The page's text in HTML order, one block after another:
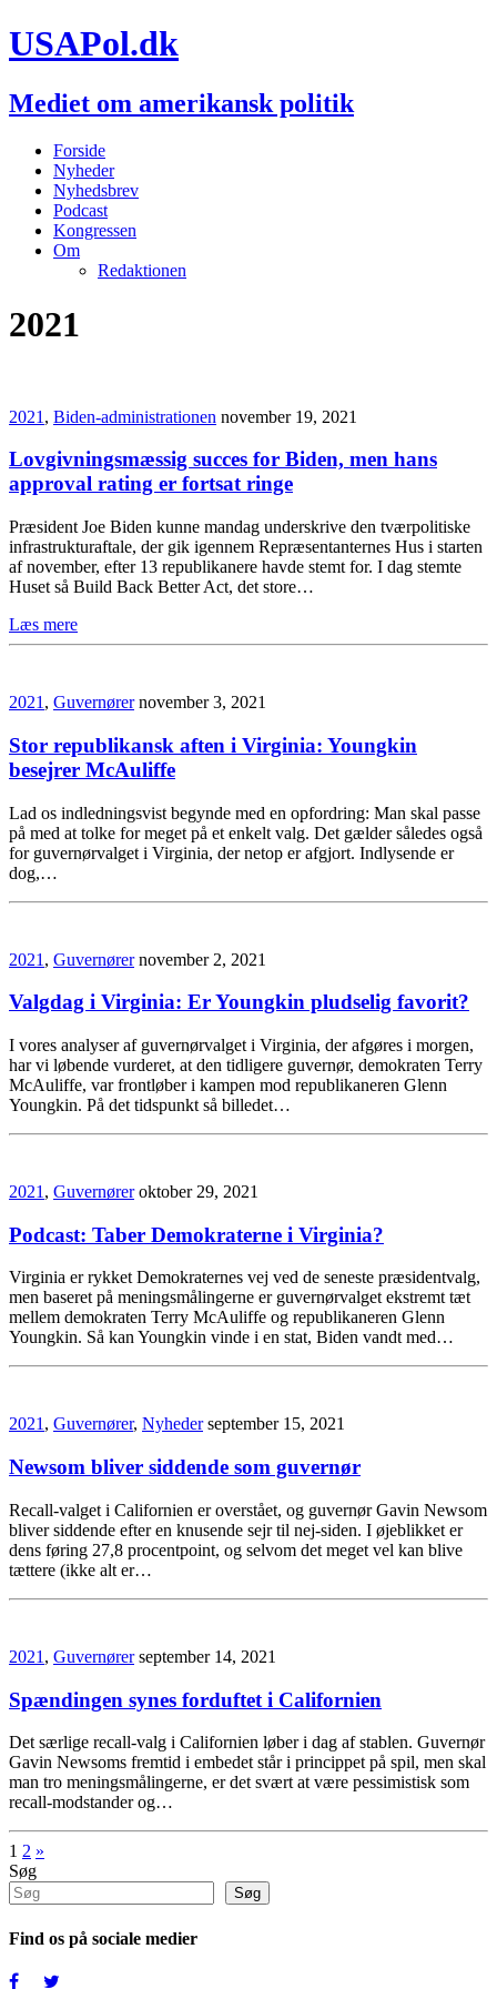
USAPol.dk
Mediet om amerikansk politik
Forside
Nyheder
Nyhedsbrev
Podcast
Kongressen
Om
Redaktionen
2021
2021 , Biden-administrationen november 19, 2021
Lovgivningsmæssig succes for Biden, men hans
approval rating er fortsat ringe
Præsident Joe Biden kunne mandag underskrive den tværpolitiske
infrastrukturaftale, der gik igennem Repræsentanternes Hus i starten
af november, efter 13 republikanere havde stemt for. I dag stemte
Huset så Build Back Better Act, det store…
Læs mere
2021 , Guvernører november 3, 2021
Stor republikansk aften i Virginia: Youngkin
besejrer McAuliffe
Lad os indledningsvist begynde med en opfordring: Man skal passe
på med at tolke for meget på et enkelt valg. Det gælder således også
for guvernørvalget i Virginia, der netop er afgjort. Indlysende er
dog,…
2021 , Guvernører november 2, 2021
Valgdag i Virginia: Er Youngkin pludselig favorit?
I vores analyser af guvernørvalget i Virginia, der afgøres i morgen,
har vi løbende vurderet, at den tidligere guvernør, demokraten Terry
McAuliffe, var frontløber i kampen mod republikaneren Glenn
Youngkin. På det tidspunkt så billedet…
2021 , Guvernører oktober 29, 2021
Podcast: Taber Demokraterne i Virginia?
Virginia er rykket Demokraternes vej ved de seneste præsidentvalg,
men baseret på meningsmålingerne er guvernørvalget ekstremt tæt
mellem demokraten Terry McAuliffe og republikaneren Glenn
Youngkin. Så kan Youngkin vinde i en stat, Biden vandt med…
2021, Guvernører, Nyheder september 15, 2021
Newsom bliver siddende som guvernør
Recall-valget i Californien er overstået, og guvernør Gavin Newsom
bliver siddende efter en knusende sejr til nej-siden. I øjeblikket er
dens føring 27,8 procentpoint, og selvom det meget vel kan blive
tættere (ikke alt er…
2021 , Guvernører september 14, 2021
Spændingen synes forduftet i Californien
Det særlige recall-valg i Californien løber i dag af stablen. Guvernør
Gavin Newsoms fremtid i embedet står i princippet på spil, men skal
man tro meningsmålingerne, er det svært at være pessimistisk som
recall-modstander og…
Indlægsinddeling
1 2 »
Søg
Søg
Find os på sociale medier